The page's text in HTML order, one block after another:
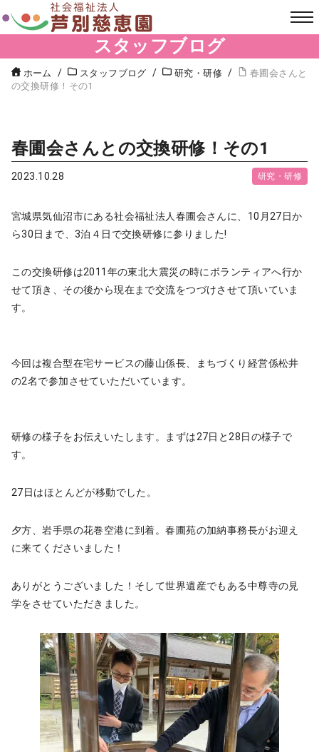
スタッフブログ
ホーム スタッフブログ 研究・研修
春圃会さんと
の交換研修！その1
春圃会さんとの交換研修！その1
2023.10.28 研究・研修
宮城県気仙沼市にある社会福祉法人春圃会さんに、10月27日か
ら30日まで、3泊４日で交換研修に参りました!
この交換研修は2011年の東北大震災の時にボランティアへ行か
せて頂き、その後から現在まで交流をつづけさせて頂いていま
す。
今回は複合型在宅サービスの藤山係長、まちづくり経営係松井
の2名で参加させていただいています。
研修の様子をお伝えいたします。まずは27日と28日の様子で
す。
27日はほとんどが移動でした。
夕方、岩手県の花巻空港に到着。春圃苑の加納事務長がお迎え
に来てくださいました！
ありがとうございました！そして世界遺産でもある中尊寺の見
学をさせていただきました。